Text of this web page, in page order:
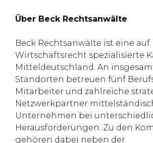
Über Beck Rechtsanwälte
Beck Rechtsanwälte ist eine auf
Wirtschaftsrecht spezialisierte
Mitteldeutschland. An
Standorten betreuen fünf
Mitarbeiter und zahlreiche
Netzwerkpartner
Unternehmen bei
Herausforderungen. Zu den
gehören dabei neben der